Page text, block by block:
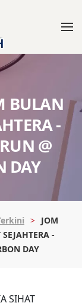
BULAN
-
@
DAY
JOM
-
DAY
SIHAT